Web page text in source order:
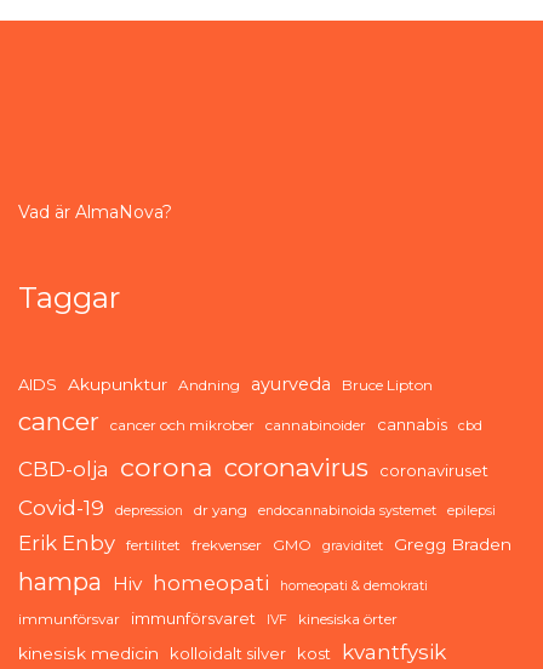
Vad är AlmaNova?
Taggar
AIDS Akupunktur Andning ayurveda Bruce Lipton
cancer cancer och mikrober cannabinoider cannabis cbd
CBD-olja corona coronavirus coronaviruset
Covid-19 depression dr yang endocannabinoida systemet epilepsi
Erik Enby fertilitet frekvenser GMO graviditet Gregg Braden
hampa Hiv homeopati homeopati & demokrati
immunförsvar immunförsvaret IVF kinesiska örter
kinesisk medicin kolloidalt silver kost kvantfysik